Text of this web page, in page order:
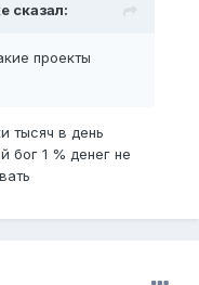
сказал:
проекты
тысяч в день
бог 1 % денег не